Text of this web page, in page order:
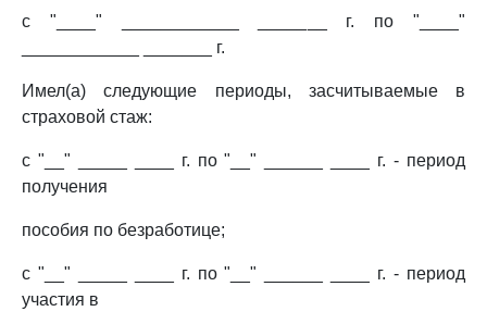
с "____" ____________ _______ г. по "____"
____________ _______ г.
Имел(а) следующие периоды, засчитываемые в
страховой стаж:
с "__" _____ ____ г. по "__" ______ ____ г. - период
получения
пособия по безработице;
с "__" _____ ____ г. по "__" ______ ____ г. - период
участия в